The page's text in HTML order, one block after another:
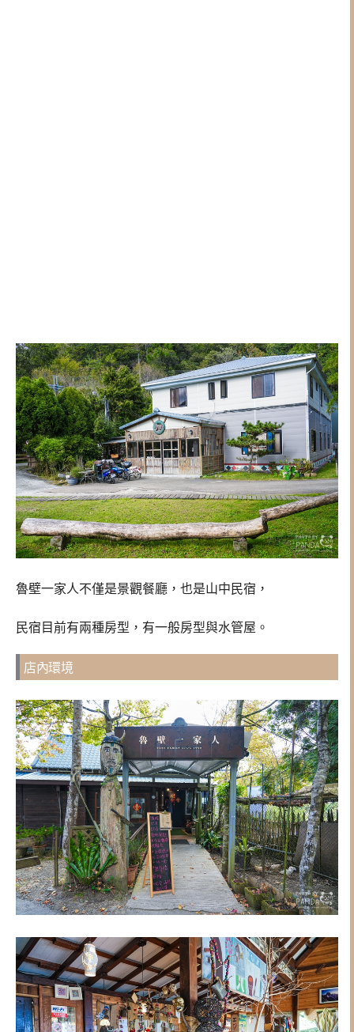
魯壁一家人不僅是景觀餐廳，也是山中民宿，
民宿目前有兩種房型，有一般房型與水管屋。
店內環境